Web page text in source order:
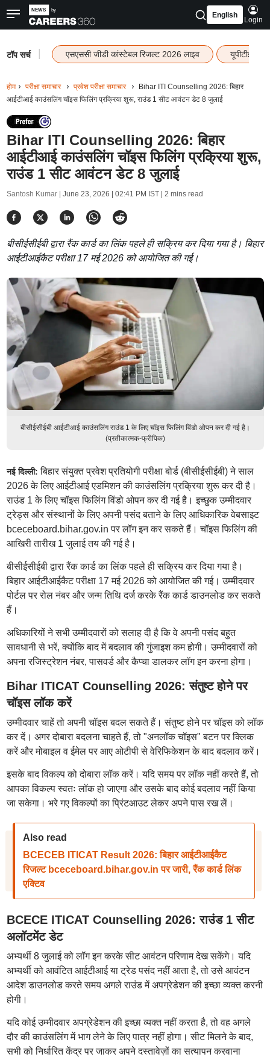
English
Login
टॉप सर्च एसएससी जीडी कांस्टेबल रिजल्ट 2026 लाइव यूपीटीईटी
होम परीक्षा समाचार प्रवेश परीक्षा समाचार
Bihar ITI Counselling 2026: बिहार
आईटीआई काउंसलिंग चॉइस फिलिंग प्रक्रिया शुरू, राउंड 1 सीट आवंटन डेट 8 जुलाई
Bihar ITI Counselling 2026: बिहार
आईटीआई काउंसलिंग चॉइस फिलिंग प्रक्रिया शुरू,
राउंड 1 सीट आवंटन डेट 8 जुलाई
Santosh Kumar | June 23, 2026 | 02:41 PM IST| 2 mins read
बीसीईसीईबी द्वारा रैंक कार्ड का लिंक पहले ही सक्रिय कर दिया गया है। बिहार
आईटीआईकैट परीक्षा 17 मई 2026 को आयोजित की गई।
बीसीईसीईबी आईटीआई काउंसलिंग राउंड 1 के लिए चॉइस फिलिंग विंडो ओपन कर दी गई है।
(प्रतीकात्मक-फ्रीपिक)
नई दिल्ली: बिहार संयुक्त प्रवेश प्रतियोगी परीक्षा बोर्ड (बीसीईसीईबी) ने साल
2026 के लिए आईटीआई एडमिशन की काउंसलिंग प्रक्रिया शुरू कर दी है।
राउंड 1 के लिए चॉइस फिलिंग विंडो ओपन कर दी गई है। इच्छुक उम्मीदवार
ट्रेड्स और संस्थानों के लिए अपनी पसंद बताने के लिए आधिकारिक वेबसाइट
bceceboard.bihar.gov.in पर लॉग इन कर सकते हैं। चॉइस फिलिंग की
आखिरी तारीख 1 जुलाई तय की गई है।
बीसीईसीईबी द्वारा रैंक कार्ड का लिंक पहले ही सक्रिय कर दिया गया है।
बिहार आईटीआईकैट परीक्षा 17 मई 2026 को आयोजित की गई। उम्मीदवार
पोर्टल पर रोल नंबर और जन्म तिथि दर्ज करके रैंक कार्ड डाउनलोड कर सकते
हैं।
अधिकारियों ने सभी उम्मीदवारों को सलाह दी है कि वे अपनी पसंद बहुत
सावधानी से भरें, क्योंकि बाद में बदलाव की गुंजाइश कम होगी। उम्मीदवारों को
अपना रजिस्ट्रेशन नंबर, पासवर्ड और कैप्चा डालकर लॉग इन करना होगा।
Bihar ITICAT Counselling 2026: संतुष्ट होने पर
चॉइस लॉक करें
उम्मीदवार चाहें तो अपनी चॉइस बदल सकते हैं। संतुष्ट होने पर चॉइस को लॉक
कर दें। अगर दोबारा बदलना चाहते हैं, तो "अनलॉक चॉइस" बटन पर क्लिक
करें और मोबाइल व ईमेल पर आए ओटीपी से वेरिफिकेशन के बाद बदलाव करें।
इसके बाद विकल्प को दोबारा लॉक करें। यदि समय पर लॉक नहीं करते हैं, तो
आपका विकल्प स्वतः लॉक हो जाएगा और उसके बाद कोई बदलाव नहीं किया
जा सकेगा। भरे गए विकल्पों का प्रिंटआउट लेकर अपने पास रख लें।
Also read
BCECEB ITICAT Result 2026: बिहार आईटीआईकैट
रिजल्ट bceceboard.bihar.gov.in पर जारी, रैंक कार्ड लिंक
एक्टिव
BCECE ITICAT Counselling 2026: राउंड 1 सीट
अलॉटमेंट डेट
अभ्यर्थी 8 जुलाई को लॉग इन करके सीट आवंटन परिणाम देख सकेंगे। यदि
अभ्यर्थी को आवंटित आईटीआई या ट्रेड पसंद नहीं आता है, तो उसे आवंटन
आदेश डाउनलोड करते समय अगले राउंड में अपग्रेडेशन की इच्छा व्यक्त करनी
होगी।
यदि कोई उम्मीदवार अपग्रेडेशन की इच्छा व्यक्त नहीं करता है, तो वह अगले
दौर की काउंसलिंग में भाग लेने के लिए पात्र नहीं होगा। सीट मिलने के बाद,
सभी को निर्धारित केंद्र पर जाकर अपने दस्तावेज़ों का सत्यापन करवाना